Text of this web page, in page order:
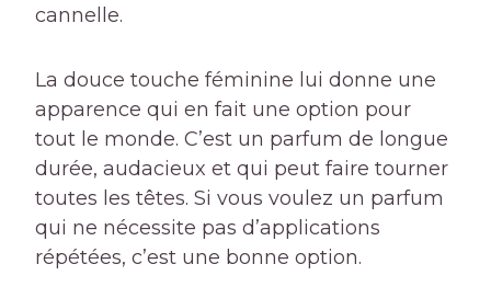
cannelle.
La douce touche féminine lui donne une
apparence qui en fait une option pour
tout le monde. C’est un parfum de longue
durée, audacieux et qui peut faire tourner
toutes les têtes. Si vous voulez un parfum
qui ne nécessite pas d’applications
répétées, c’est une bonne option.